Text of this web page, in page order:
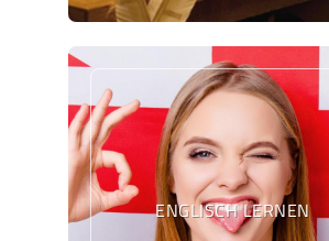
ENGLISCH LERNEN